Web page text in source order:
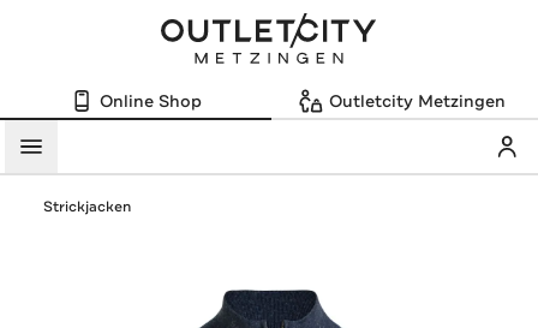
Online Shop Outletcity Metzingen
Menü
Strickjacken